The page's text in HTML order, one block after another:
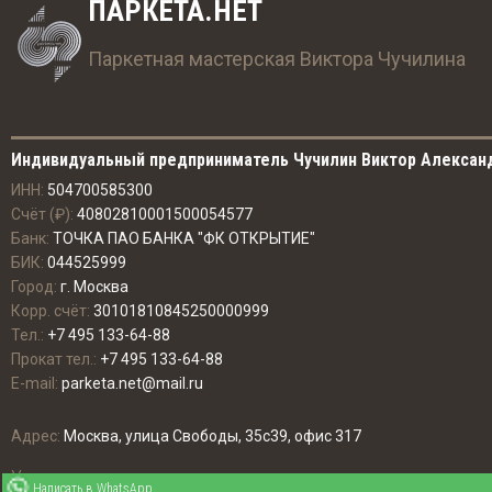
ПАРКЕТА.НЕТ
Паркетная мастерская Виктора Чучилина
Индивидуальный предприниматель Чучилин Виктор
ИНН: 504700585300
Счёт (₽): 40802810001500054577
Банк: ТОЧКА ПАО БАНКА "ФК ОТКРЫТИЕ"
БИК: 044525999
Город: г. Москва
Корр. счёт: 30101810845250000999
Тел.: +7 495 133-64-88
Прокат тел.: +7 495 133-64-88
E-mail: parketa.net@mail.ru
Адрес: Москва, улица Свободы, 35с39, офис 317
Укладка паркета и доски
Написать в WhatsApp